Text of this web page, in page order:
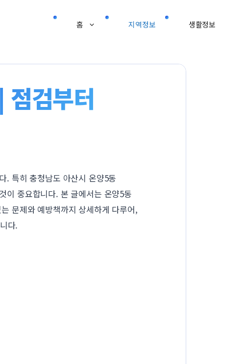
홈 지역정보 생활정보
점검부터
. 특히 충청남도 아산시 온양5동
이 중요합니다. 본 글에서는 온양5동
문제와 예방책까지 상세하게 다루어,
다.